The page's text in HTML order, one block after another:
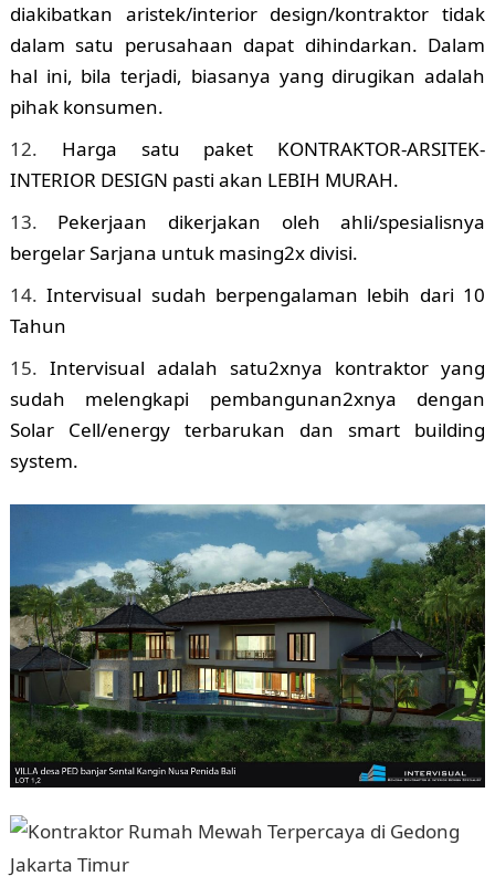
diakibatkan aristek/interior design/kontraktor tidak
dalam satu perusahaan dapat dihindarkan. Dalam
hal ini, bila terjadi, biasanya yang dirugikan adalah
pihak konsumen.
Harga satu paket KONTRAKTOR-ARSITEK-
INTERIOR DESIGN pasti akan LEBIH MURAH.
Pekerjaan dikerjakan oleh ahli/spesialisnya
bergelar Sarjana untuk masing2x divisi.
Intervisual sudah berpengalaman lebih dari 10
Tahun
Intervisual adalah satu2xnya kontraktor yang
sudah melengkapi pembangunan2xnya dengan
Solar Cell/energy terbarukan dan smart building
system.